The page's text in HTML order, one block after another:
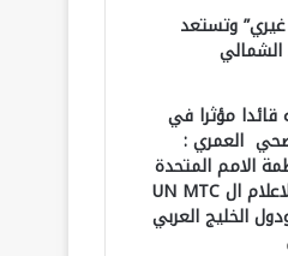
غيري” وتستعد
قائدا مؤثرا في
العمري :
الامم المتحدة
للتدريب والاعلام ال UN MTC
الخليج العربي